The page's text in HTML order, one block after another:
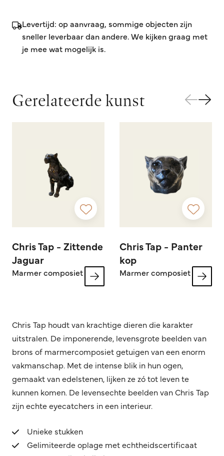
Levertijd: op aanvraag, sommige objecten zijn
sneller leverbaar dan andere. We kijken graag met
je mee wat mogelijk is.
Gerelateerde kunst
Chris Tap - Zittende
Jaguar
Marmer composiet
Chris Tap - Panter
kop
Marmer composiet
Chris Tap houdt van krachtige dieren die karakter
uitstralen. De imponerende, levensgrote beelden van
brons of marmercomposiet getuigen van een enorm
vakmanschap. Met de intense blik in hun ogen,
gemaakt van edelstenen, lijken ze zó tot leven te
kunnen komen. De levensechte beelden van Chris Tap
zijn echte eyecatchers in een interieur.
Unieke stukken
Gelimiteerde oplage met echtheidscertificaat